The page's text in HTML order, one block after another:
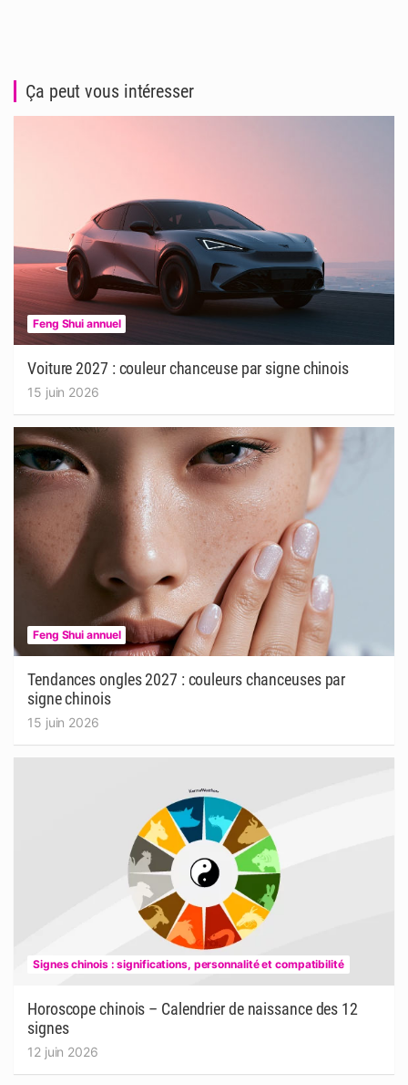
Ça peut vous intéresser
Feng Shui annuel
Voiture 2027 : couleur chanceuse par signe chinois
15 juin 2026
Feng Shui annuel
Tendances ongles 2027 : couleurs chanceuses par
signe chinois
15 juin 2026
Signes chinois : significations, personnalité et compatibilité
Horoscope chinois – Calendrier de naissance des 12
signes
12 juin 2026